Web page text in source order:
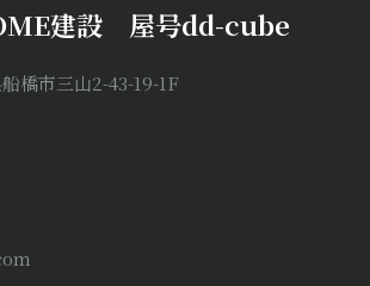
建設 屋号dd-cube
市三山2-43-19-1F